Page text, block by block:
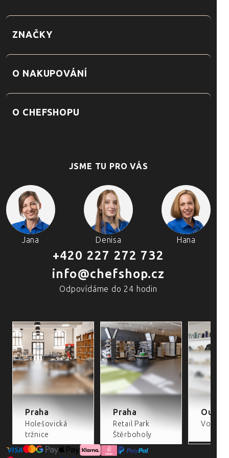
ZNAČKY
O NAKUPOVÁNÍ
O CHEFSHOPU
JSME TU PRO VÁS
Jana Denisa Hana
+420 227 272 732
info@chefshop.cz
Odpovídáme do 24 hodin
Praha
Holešovická
tržnice
Praha
Retail Park
Štěrboholy
Volta